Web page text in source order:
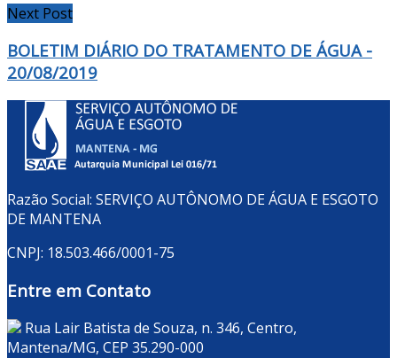
Next Post
BOLETIM DIÁRIO DO TRATAMENTO DE ÁGUA -
20/08/2019
Razão Social: SERVIÇO AUTÔNOMO DE ÁGUA E ESGOTO
DE MANTENA
CNPJ: 18.503.466/0001-75
Entre em Contato
Rua Lair Batista de Souza, n. 346, Centro,
Mantena/MG, CEP 35.290-000